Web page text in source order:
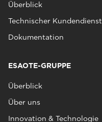
Überblick
Technischer Kundendienst
Dokumentation
ESAOTE-GRUPPE
Überblick
Über uns
Innovation & Technologie